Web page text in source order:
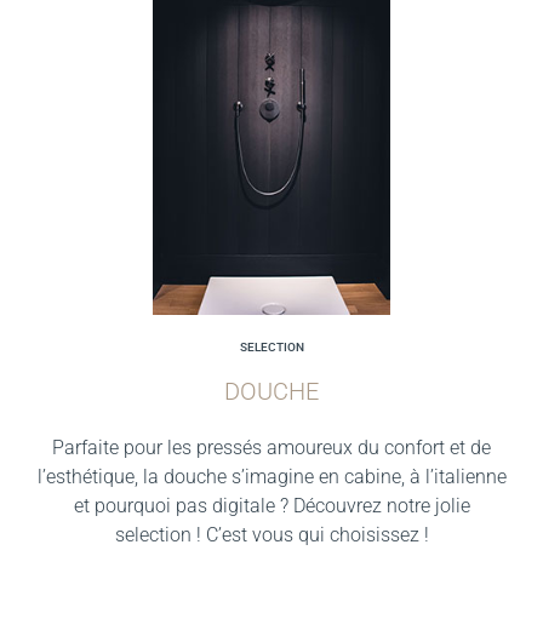
SELECTION
DOUCHE
Parfaite pour les pressés amoureux du confort et de
l’esthétique, la douche s’imagine en cabine, à l’italienne
et pourquoi pas digitale ? Découvrez notre jolie
selection ! C’est vous qui choisissez !